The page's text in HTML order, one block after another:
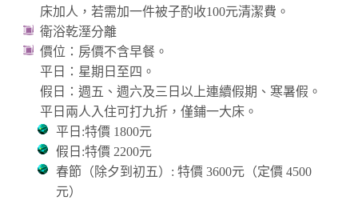
床加人，若需加一件被子酌收100元清潔費。
衛浴乾溼分離
價位：房價不含早餐。
平日：星期日至四。
假日：週五、週六及三日以上連續假期、寒暑假。
平日兩人入住可打九折，僅鋪一大床。
平日:特價 1800元
假日:特價 2200元
春節（除夕到初五）: 特價 3600元（定價 4500
元）